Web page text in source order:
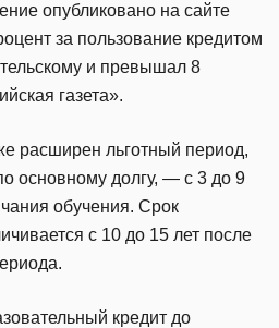
опубликовано на сайте
за пользование кредитом
и превышал 8
газета».
расширен льготный период,
основному долгу, — с 3 до 9
обучения. Срок
с 10 до 15 лет после
кредит до